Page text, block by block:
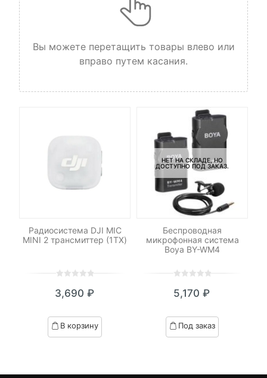
Вы можете перетащить товары влево или
вправо путем касания.
Радиосистема DJI MIC
MINI 2 трансмиттер (1TX)
out
based
on
3,690 ₽
В корзину
НЕТ НА СКЛАДЕ, НО
ДОСТУПНО ПОД ЗАКАЗ.
Беспроводная
микрофонная система
Boya BY-WM4
out
based
on
5,170 ₽
Под заказ